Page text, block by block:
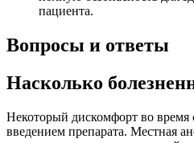
пациента.
Вопросы и ответы
Насколько
Некоторый дискомфорт во время
введением препарата. Местная